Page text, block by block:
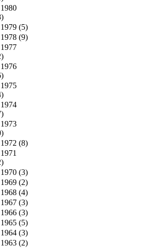
1980
1979 (5)
1978 (9)
1977
1976
1975
1974
1973
1972 (8)
1971
1970 (3)
1969 (2)
1968 (4)
1967 (3)
1966 (3)
1965 (5)
1964 (3)
1963 (2)